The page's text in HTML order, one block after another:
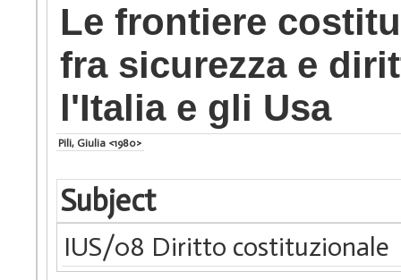
Le frontiere
fra sicurezza e
l'Italia e gli Usa
Pili, Giulia <1980>
Subject
IUS/08 Diritto costituzionale